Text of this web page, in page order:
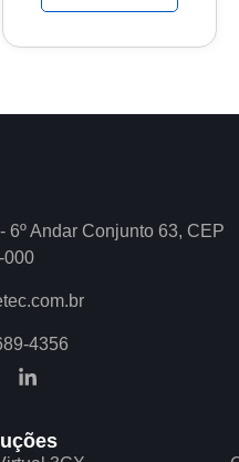
6º Andar Conjunto 63, CEP
000
4356